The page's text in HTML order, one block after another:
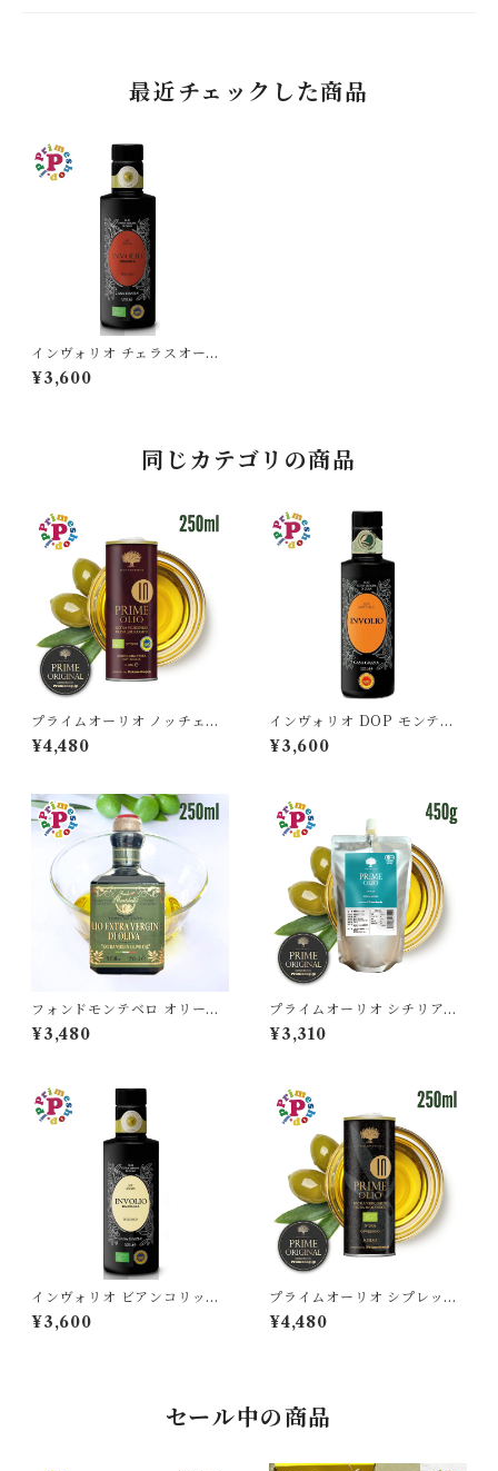
最近チェックした商品
インヴォリオ チェラスオーラ
オリーブオイル エキストラバ
ージン 250ml カーサグラッツ
オーガニック 有機栽培 本物 逆
流防止栓キャップ 高級
¥3,600
同じカテゴリの商品
プライムオーリオ ノッチェラ
ーラ・エトネア インテンソ オ
リーブオイル エキストラバー
ニック 有機 本物 逆流防止 生
PRIME 高級 ストロングタイ
プ
¥4,480
インヴォリオ DOP モンティ
イブレイ オリーブオイル エキ
ストラバージン 250ml カーサ
明 本物 逆流防止栓キャップ 高
級
¥3,600
フォンドモンテベロ オリーブ
オイル エキストラバージン 25
0ml FONDO MONTEBELL
¥3,480
プライムオーリオ シチリアブ
レンド 500ml 有機 エキスト
ラバージンオリーブオイル PR
¥3,310
インヴォリオ ビアンコリッラ
オリーブオイル エキストラバ
ージン 250ml カーサグラッツ
流防止栓キャップ 高級
¥3,600
プライムオーリオ シプレッシ
ーノ インテンソ オリーブオイ
ル エキストラバージン イタリ
¥4,480
セール中の商品